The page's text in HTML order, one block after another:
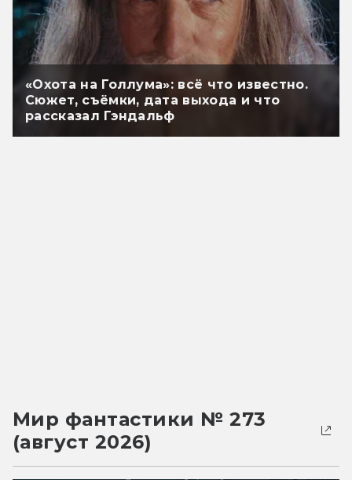
«Охота на Голлума»: всё что известно.
Сюжет, съёмки, дата выхода и что
рассказал Гэндальф
Мир фантастики № 273
(август 2026)